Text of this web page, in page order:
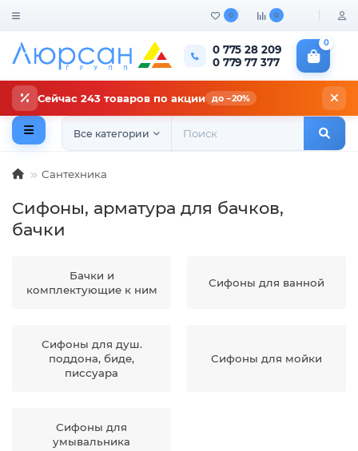
0 0
0 775 28 209
0 779 77 377
0
Сейчас 243 товаров по акции до −20%
Все категории
Сантехника
Сифоны, арматура для бачков,
бачки
Бачки и
комплектующие к ним
Сифоны для ванной
Сифоны для душ.
поддона, биде,
писсуара
Сифоны для мойки
Сифоны для
умывальника